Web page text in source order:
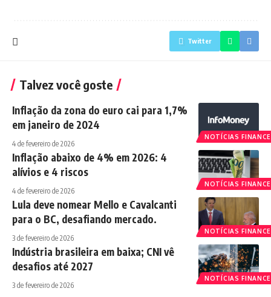
Twitter
Talvez você goste
NOTÍCIAS
Inflação da zona do euro cai para 1,7%
em janeiro de 2024
4 de fevereiro de 2026
NOTÍCIAS
Inflação abaixo de 4% em 2026: 4
alívios e 4 riscos
4 de fevereiro de 2026
NOTÍCIAS
Lula deve nomear Mello e Cavalcanti
para o BC, desafiando mercado.
3 de fevereiro de 2026
NOTÍCIAS
Indústria brasileira em baixa; CNI vê
desafios até 2027
3 de fevereiro de 2026